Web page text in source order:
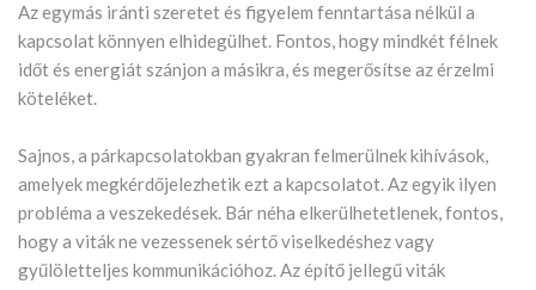
Az egymás iránti szeretet és figyelem fenntartása nélkül a
kapcsolat könnyen elhidegülhet. Fontos, hogy mindkét félnek
időt és energiát szánjon a másikra, és megerősítse az érzelmi
köteléket.
Sajnos, a párkapcsolatokban gyakran felmerülnek kihívások,
amelyek megkérdőjelezhetik ezt a kapcsolatot. Az egyik ilyen
probléma a veszekedések. Bár néha elkerülhetetlenek, fontos,
hogy a viták ne vezessenek sértő viselkedéshez vagy
gyűlöletteljes kommunikációhoz. Az építő jellegű viták